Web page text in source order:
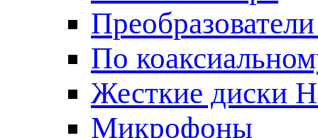
По
Жесткие диски
Микрофоны